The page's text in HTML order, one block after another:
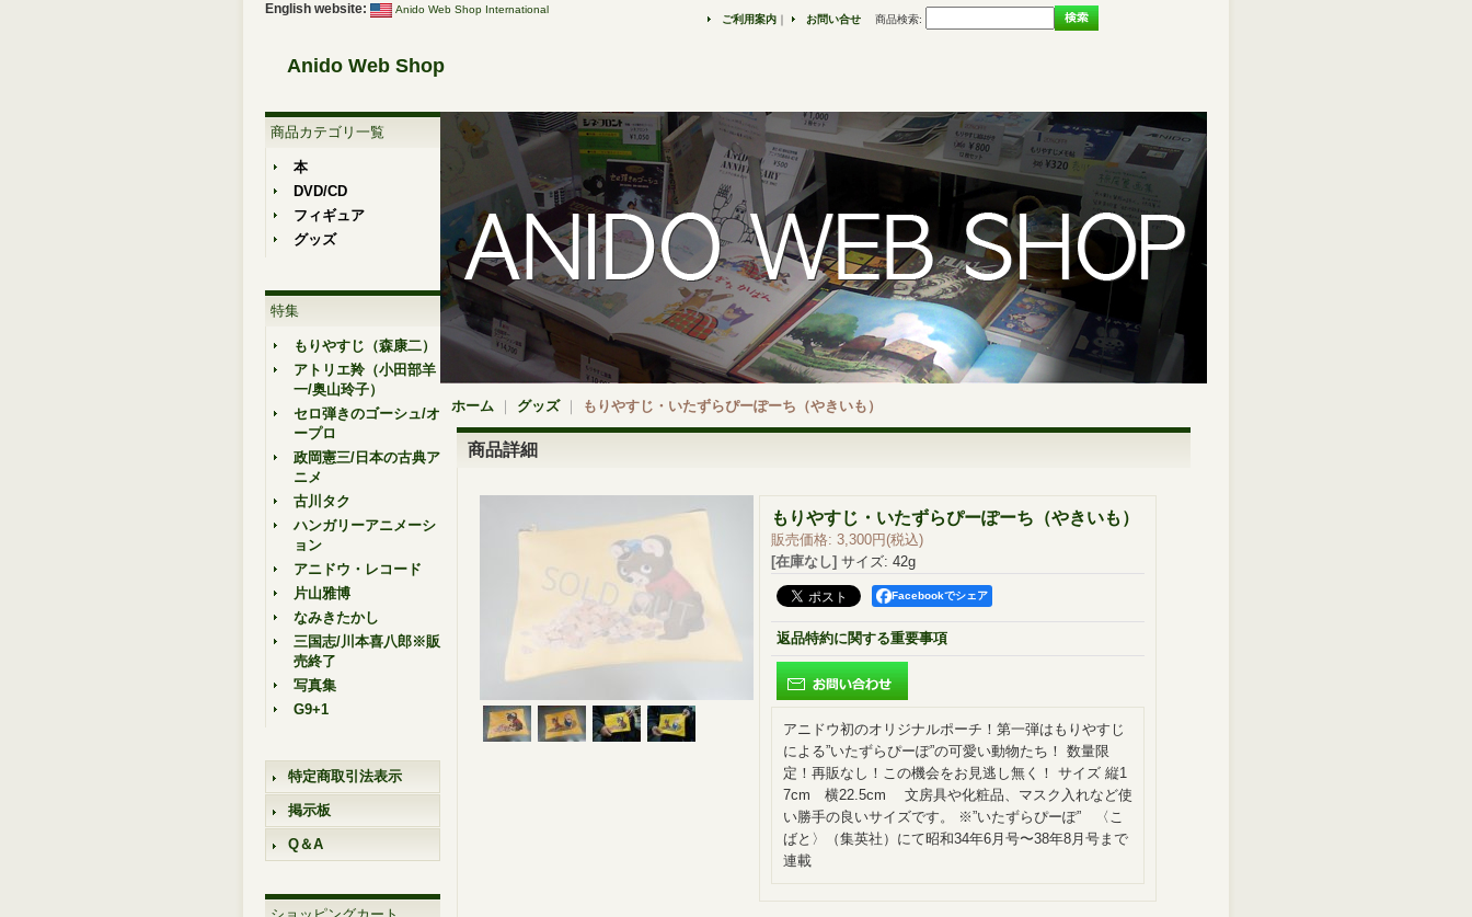
English website: Anido Web Shop International
Anido Web Shop
ご利用案内 ｜ お問い合せ 商品検索:
商品カテゴリ一覧
本
DVD/CD
フィギュア
グッズ
特集
もりやすじ（森康二）
アトリエ羚（小田部羊
一/奥山玲子）
セロ弾きのゴーシュ/オ
ープロ
政岡憲三/日本の古典ア
ニメ
古川タク
ハンガリーアニメーシ
ョン
アニドウ・レコード
片山雅博
なみきたかし
三国志/川本喜八郎※販
売終了
写真集
G9+1
特定商取引法表示
掲示板
Q＆A
ホーム グッズ｜ もりやすじ・いたずらぴーぽーち（やきいも）
商品詳細
もりやすじ・いたずらぴーぽーち（やきいも）
販売価格: 3,300円(税込)
[在庫なし] サイズ: 42g
Facebookでシェア
返品特約に関する重要事項
アニドウ初のオリジナルポーチ！第一弾はもりやすじ
による”いたずらぴーぽ”の可愛い動物たち！ 数量限
定！再販なし！この機会をお見逃し無く！ サイズ 縦1
7cm 横22.5cm 文房具や化粧品、マスク入れなど使
い勝手の良いサイズです。 ※”いたずらぴーぽ” 〈こ
ばと〉（集英社）にて昭和34年6月号〜38年8月号まで
連載